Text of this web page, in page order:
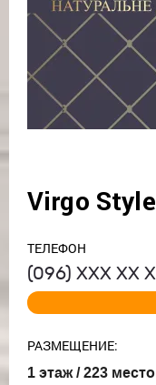
Virgo Style
ТЕЛЕФОН
(096) ХХХ ХХ
РАЗМЕЩЕНИЕ:
1 этаж / 223 место